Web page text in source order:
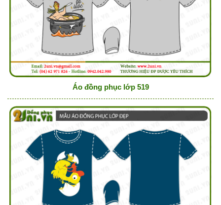
Áo đồng phục lớp 519